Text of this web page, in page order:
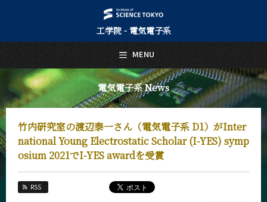
工学院 - 電気電子系
電気電子系 News
竹内研究室の渡辺泰一さん（電気電子系 D1）がInter
national Young Electrostatic Scholar (I-YES) symp
osium 2021でI-YES awardを受賞
RSS
MENU
日本語 English
トップページ
Top Page
電気電子系について
About Us
教育
Education